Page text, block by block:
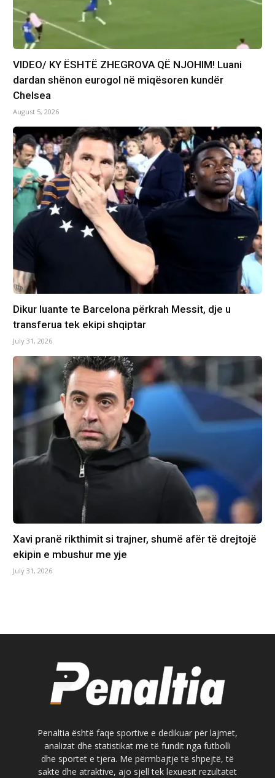
VIDEO/ KY ËSHTË ZHEGROVA QË NJOHIM! Luani
dardan shënon eurogol në miqësoren kundër
Chelsea
August 5, 2026
Dikur luante te Barcelona përkrah Messit, dje u
transferua tek ekipi shqiptar
July 31, 2026
Xavi pranë rikthimit si trajner, shumë afër të drejtojë
ekipin e mbushur me yje
July 31, 2026
Penaltia është faqe sportive e dedikuar për lajmet,
analizat dhe statistikat më të fundit nga futbolli
dhe sportet e tjera. Me përmbajtje të shpejtë, të
saktë dhe atraktive, ajo sjell tek lexuesit rezultatet